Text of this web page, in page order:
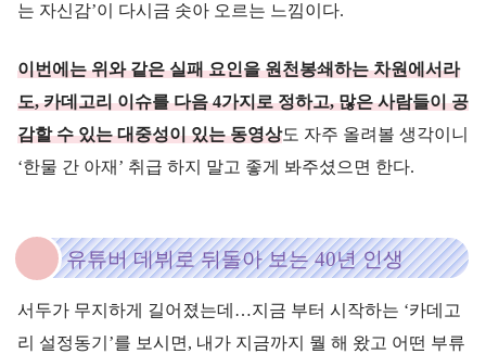
는 자신감’이 다시금 솟아 오르는 느낌이다.
이번에는 위와 같은 실패 요인을 원천봉쇄하는 차원에서라
도, 카데고리 이슈를 다음 4가지로 정하고, 많은 사람들이 공
감할 수 있는 대중성이 있는 동영상도 자주 올려볼 생각이니
‘한물 간 아재’ 취급 하지 말고 좋게 봐주셨으면 한다.
유튜버 데뷔로 뒤돌아 보는 40년 인생
서두가 무지하게 길어졌는데…지금 부터 시작하는 ‘카데고
리 설정동기’를 보시면, 내가 지금까지 뭘 해 왔고 어떤 부류